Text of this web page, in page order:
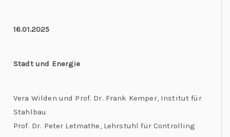
16.01.2025
Stadt und Energie
Vera Wilden und Prof. Dr. Frank Kemper, Institut für
Stahlbau
Prof. Dr. Peter Letmathe, Lehrstuhl für Controlling